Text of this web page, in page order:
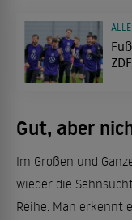
Gut, aber
Im Großen und
wieder die
Reihe. Man erkennt